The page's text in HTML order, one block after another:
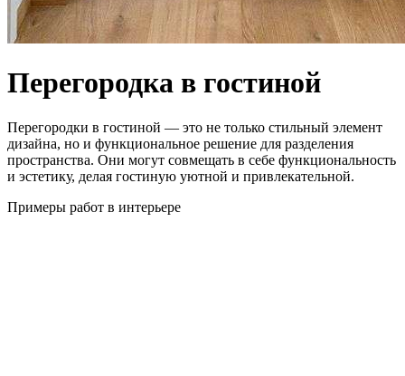
Перегородка в гостиной
Перегородки в гостиной — это не только стильный элемент
дизайна, но и функциональное решение для разделения
пространства. Они могут совмещать в себе функциональность
и эстетику, делая гостиную уютной и привлекательной.
Примеры работ в интерьере